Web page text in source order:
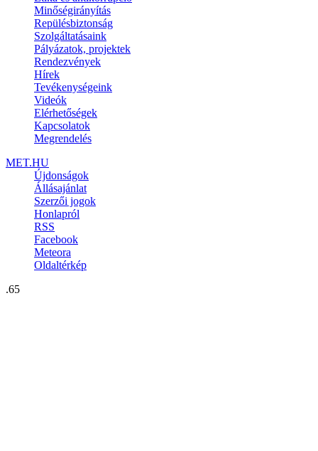
Minőségirányítás
Repülésbiztonság
Szolgáltatásaink
Pályázatok, projektek
Rendezvények
Hírek
Tevékenységeink
Videók
Elérhetőségek
Kapcsolatok
Megrendelés
MET.HU
Újdonságok
Állásajánlat
Szerzői jogok
Honlapról
RSS
Facebook
Meteora
Oldaltérkép
.65